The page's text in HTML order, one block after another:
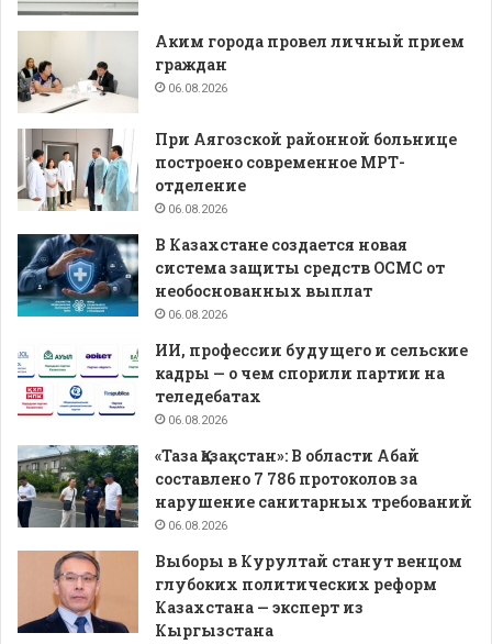
Аким города провел личный прием
граждан
06.08.2026
При Аягозской районной больнице
построено современное МРТ-
отделение
06.08.2026
В Казахстане создается новая
система защиты средств ОСМС от
необоснованных выплат
06.08.2026
ИИ, профессии будущего и сельские
кадры — о чем спорили партии на
теледебатах
06.08.2026
«Таза Қазақстан»: В области Абай
составлено 7 786 протоколов за
нарушение санитарных требований
06.08.2026
Выборы в Курултай станут венцом
глубоких политических реформ
Казахстана — эксперт из
Кыргызстана